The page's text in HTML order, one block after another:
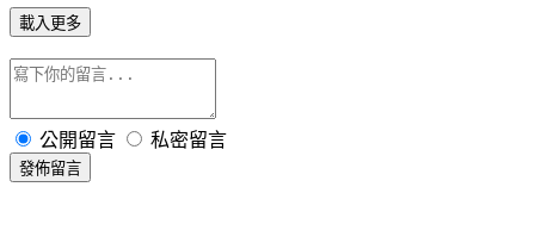
載入更多
公開留言 私密留言
發佈留言